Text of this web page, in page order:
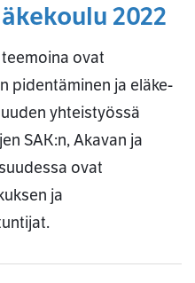
2022
ovat
pidentäminen ja eläke-
yhteistyössä
SAK:n, Akavan ja
ovat
ja